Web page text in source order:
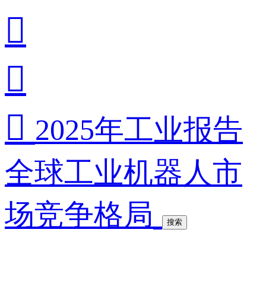


 2025年工业报告
全球工业机器人市
场竞争格局
搜索